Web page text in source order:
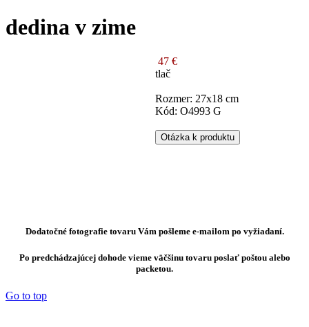
dedina v zime
47 €
tlač
Rozmer: 27x18 cm
Kód: O4993 G
Otázka k produktu
Dodatočné fotografie tovaru Vám pošleme e-mailom po vyžiadaní.
Po predchádzajúcej dohode vieme väčšinu tovaru poslať poštou alebo
packetou.
Go to top